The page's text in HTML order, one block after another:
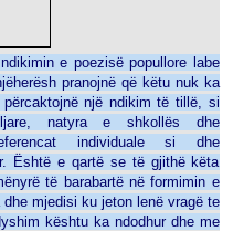
e poezisë popullore labe
pranojnë që këtu nuk ka
një ndikim të tillë, si
natyra e shkollës dhe
individuale si dhe
Është e qartë se të gjithë këta
të barabartë në formimin e
mjedisi ku jeton lenë vragë te
kështu ka ndodhur dhe me